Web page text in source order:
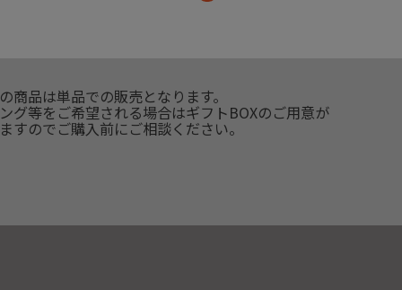
商品は単品での販売となります。
グ等をご希望される場合はギフトBOXのご用意が
すのでご購入前にご相談ください。